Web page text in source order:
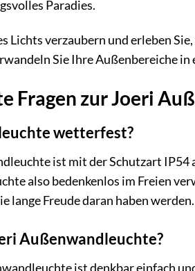
Paradies.
Lichts verzaubern und erleben
Sie Ihre Außenbereiche
Fragen zur Joeri
wetterfest?
ist mit der Schutzart
also bedenkenlos im Freien
lange Freude daran haben werden.
Außenwandleuchte?
ist denkbar einfach